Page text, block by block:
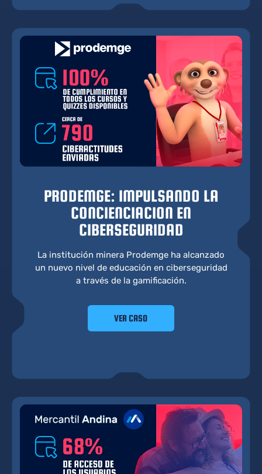
PRODEMGE: IMPULSANDO LA
CONCIENCIACION EN
CIBERSEGURIDAD
La institución minera Prodemge ha alcanzado
un nuevo nivel de educación en ciberseguridad
a través de la gamificación.
VER CASO